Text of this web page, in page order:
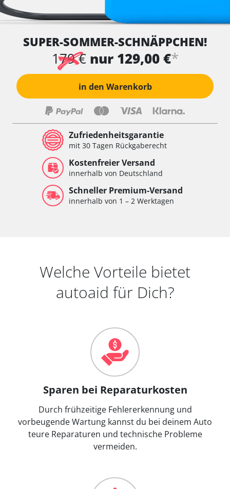
SUPER-SOMMER-SCHNÄPPCHEN!
179 € nur 129,00 €*
in den Warenkorb
Zufriedenheitsgarantie
mit 30 Tagen Rückgaberecht
Kostenfreier Versand
innerhalb von Deutschland
Schneller Premium-Versand
innerhalb von 1 – 2 Werktagen
Welche Vorteile bietet
autoaid für Dich?
Sparen bei Reparaturkosten
Durch frühzeitige Fehlererkennung und
vorbeugende Wartung kannst du bei deinem Auto
teure Reparaturen und technische Probleme
vermeiden.